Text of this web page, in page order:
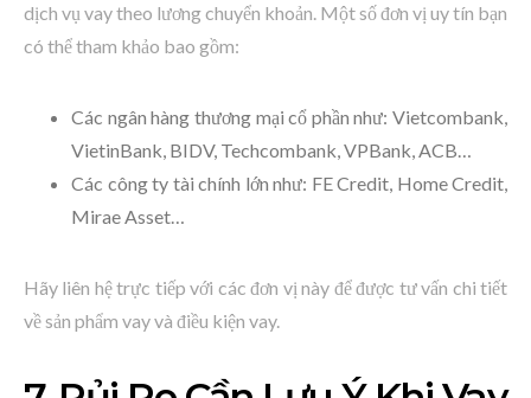
dịch vụ vay theo lương chuyển khoản. Một số đơn vị uy tín bạn
có thể tham khảo bao gồm:
Các ngân hàng thương mại cổ phần như: Vietcombank,
VietinBank, BIDV, Techcombank, VPBank, ACB…
Các công ty tài chính lớn như: FE Credit, Home Credit,
Mirae Asset…
Hãy liên hệ trực tiếp với các đơn vị này để được tư vấn chi tiết
về sản phẩm vay và điều kiện vay.